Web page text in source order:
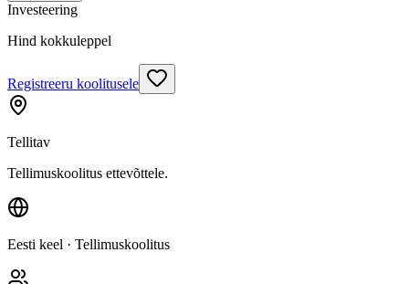
Investeering
Hind kokkuleppel
Registreeru koolitusele
Tellitav
Tellimuskoolitus ettevõttele.
Eesti keel · Tellimuskoolitus